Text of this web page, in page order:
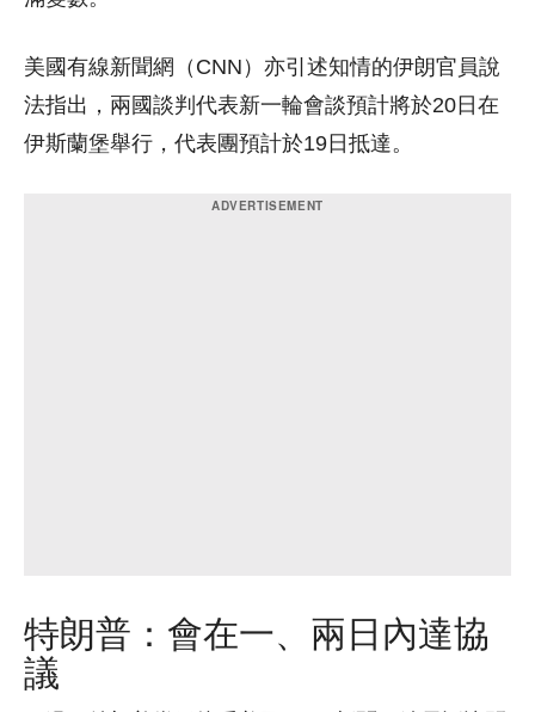
美國有線新聞網（CNN）亦引述知情的伊朗官員說
法指出，兩國談判代表新一輪會談預計將於20日在
伊斯蘭堡舉行，代表團預計於19日抵達。
特朗普：會在一、兩日內達協
議